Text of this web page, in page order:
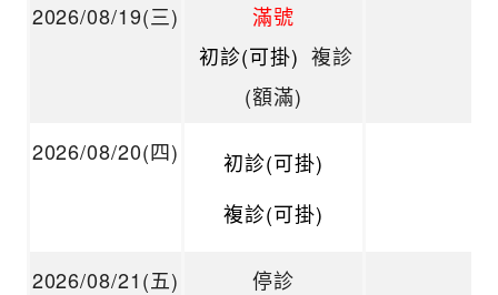
2026/08/19(三)
滿號
初診(可掛) 複診
(額滿)
2026/08/20(四)
初診(可掛)
複診(可掛)
2026/08/21(五) 停診